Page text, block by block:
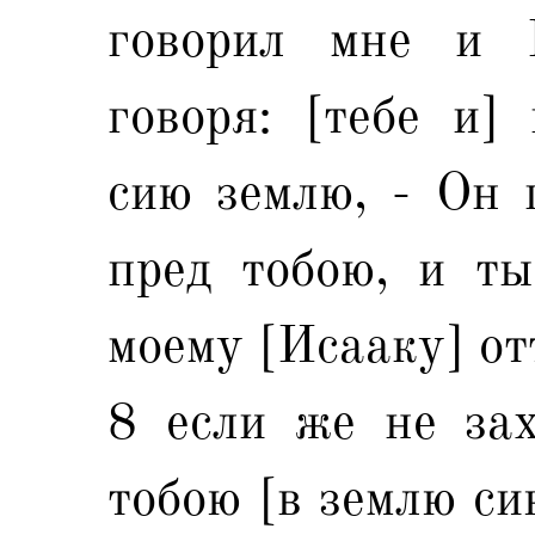
говорил мне и
говоря: [тебе и]
сию землю, - Он
пред тобою, и
моему [Исааку]
8 если же не
тобою [в землю